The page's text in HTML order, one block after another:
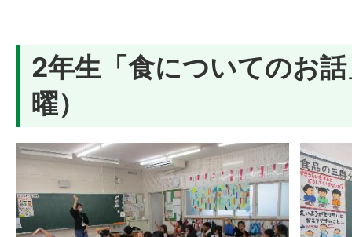
2年生「食についてのお
曜）